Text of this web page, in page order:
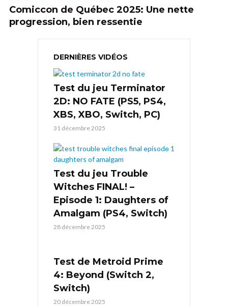
Comiccon de Québec 2025: Une nette
progression, bien ressentie
DERNIÈRES VIDÉOS
Test du jeu Terminator
2D: NO FATE (PS5, PS4,
XBS, XBO, Switch, PC)
31 décembre 2025
Test du jeu Trouble
Witches FINAL! –
Episode 1: Daughters of
Amalgam (PS4, Switch)
28 décembre 2025
Test de Metroid Prime
4: Beyond (Switch 2,
Switch)
20 décembre 2025